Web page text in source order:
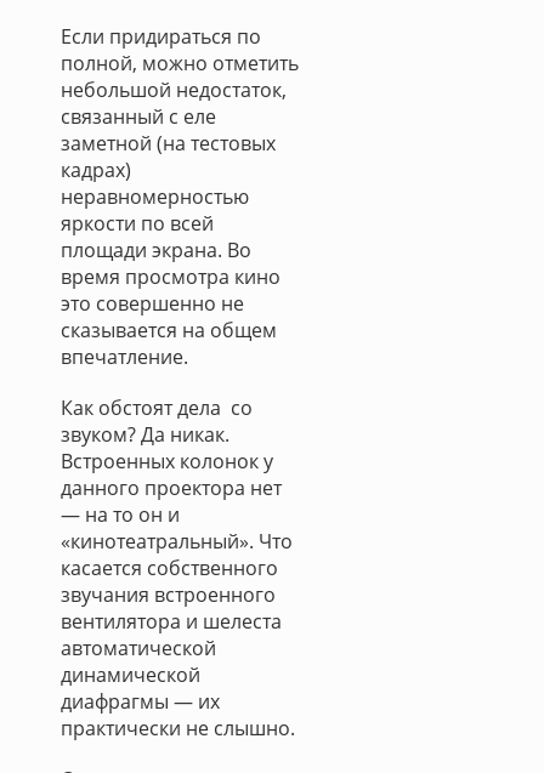
Если придираться по
полной, можно отметить
небольшой недостаток,
связанный с еле
заметной (на тестовых
кадрах)
неравномерностью
яркости по всей
площади экрана. Во
время просмотра кино
это совершенно не
сказывается на общем
впечатление.
Как обстоят дела со
звуком? Да никак.
Встроенных колонок у
данного проектора нет
— на то он и
«кинотеатральный». Что
касается собственного
звучания встроенного
вентилятора и шелеста
автоматической
динамической
диафрагмы — их
практически не слышно.